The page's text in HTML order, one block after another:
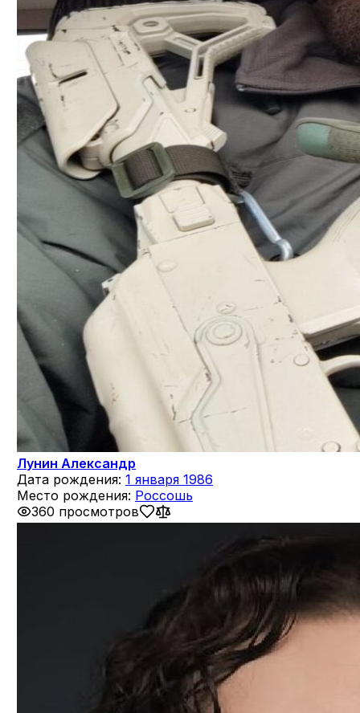
Лунин Александр
Дата рождения: 1 января 1986
Место рождения: Россошь
360 просмотров